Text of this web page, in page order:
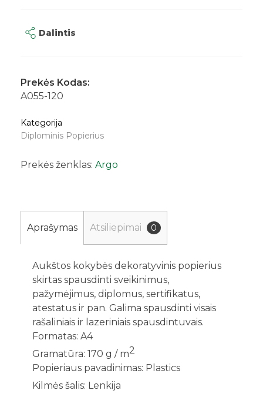
Dalintis
Prekės Kodas:
A055-120
Kategorija
Diplominis Popierius
Prekės ženklas: Argo
Aprašymas Atsiliepimai 0
Aukštos kokybės dekoratyvinis popierius
skirtas spausdinti sveikinimus,
pažymėjimus, diplomus, sertifikatus,
atestatus ir pan. Galima spausdinti visais
rašaliniais ir lazeriniais spausdintuvais.
Formatas: A4
Gramatūra: 170 g / m2
Popieriaus pavadinimas: Plastics
Kilmės šalis: Lenkija